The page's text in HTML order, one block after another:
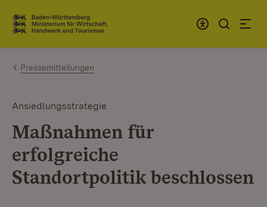
Zum Inhalt springen
Link zur Startseite
Pressemitteilungen
Ansiedlungsstrategie
Maßnahmen für
erfolgreiche
Standortpolitik beschlossen